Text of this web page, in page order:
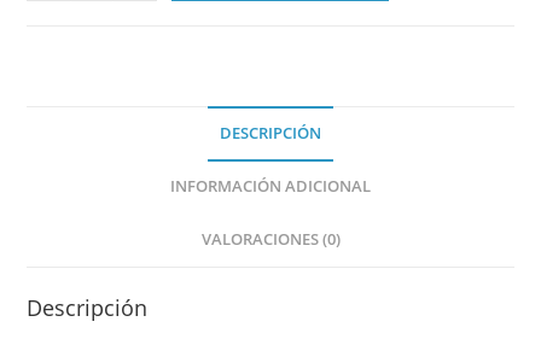
DESCRIPCIÓN
INFORMACIÓN ADICIONAL
VALORACIONES (0)
Descripción